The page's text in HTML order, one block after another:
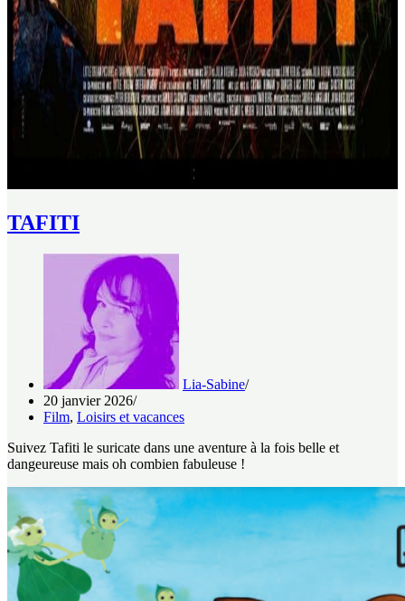
TAFITI
Lia-Sabine
20 janvier 2026
Film, Loisirs et vacances
Suivez Tafiti le suricate dans une aventure à la fois belle et
dangeureuse mais oh combien fabuleuse !